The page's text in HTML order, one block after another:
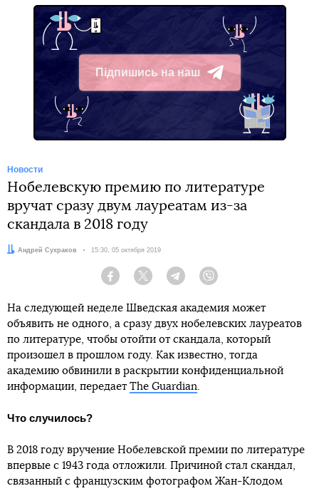
Підпишись на наш
Telegram
Новости
Нобелевскую премию по литературе
вручат сразу двум лауреатам из-за
скандала в 2018 году
Автор:
Андрей Сухраков Дата:
15:30, 05 октября 2019
Facebook Twitter Telegram
На следующей неделе Шведская академия может
объявить не одного, а сразу двух нобелевских лауреатов
по литературе, чтобы отойти от скандала, который
произошел в прошлом году. Как известно, тогда
академию обвинили в раскрытии конфиденциальной
информации, передает The Guardian.
Что случилось?
В 2018 году вручение Нобелевской премии по литературе
впервые с 1943 года отложили. Причиной стал скандал,
связанный с французским фотографом Жан-Клодом